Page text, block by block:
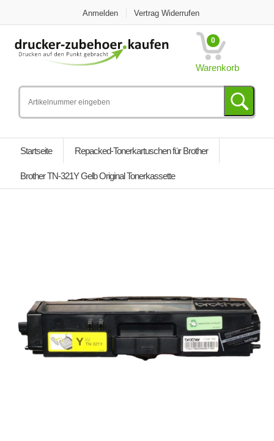
Anmelden Vertrag Widerrufen
0
Warenkorb
Startseite Repacked-Tonerkartuschen für Brother
Brother TN-321Y Gelb Original Tonerkassette